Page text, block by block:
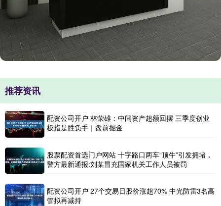
推荐资讯
配资公司开户 林荣雄：中间资产超额回摆 三季度创业
板指是胜负手｜盘前掘金
股票配资首选门户网站 十字路口两车“顶牛”引发拥堵，
警方最新通报:刘某冒充国家机关工作人员被罚
配资公司开户 27个交易日股价涨超70% 中光防雷3名高
管拟再减持